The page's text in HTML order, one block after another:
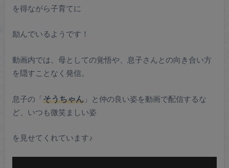
を得ながら子育てに
励んでいるようです！
動画内では、母としての覚悟や、息子さんとの向き合い方
を隠すことなく発信。
息子の「そうちゃん」と仲の良い姿を動画で配信するな
ど、いつも微笑ましい姿
を見せてくれています♪